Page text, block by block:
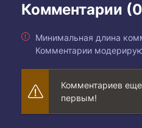
Комментарии
Минимальная длина
Комментарии
Комментариев
первым!